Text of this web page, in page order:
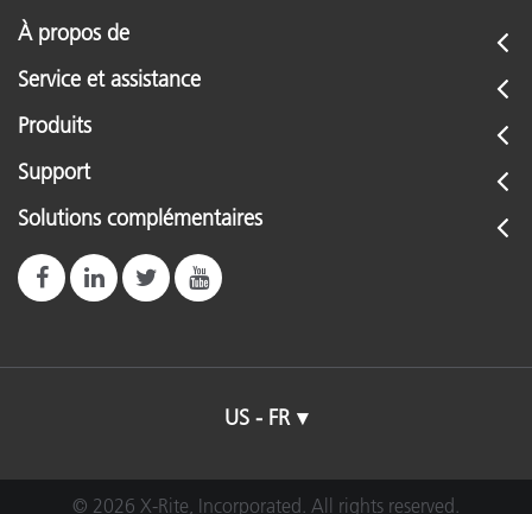
À propos de
Service et assistance
Produits
Support
Solutions complémentaires
US - FR
© 2026 X-Rite, Incorporated. All rights reserved.